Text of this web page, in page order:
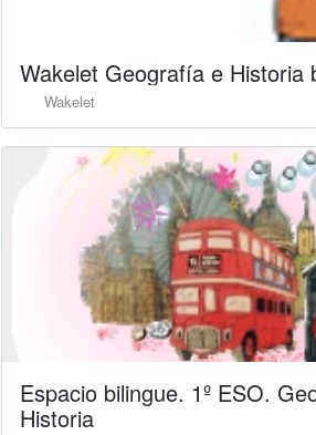
Wakelet Geografía e Historia
Wakelet
Espacio bilingue. 1º ESO.
Historia